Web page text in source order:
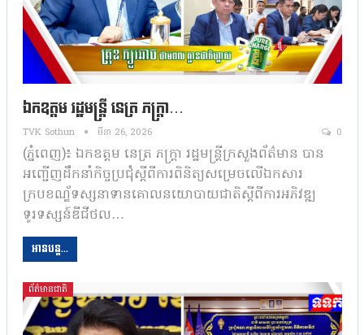
ឯកឧត្តម រដ្ឋមន្ត្រី នេត្រ ភក្ត្រា…
TVK Sothun មីនា 26, 2026 0
(ភ្នំពេញ)៖ ឯកឧត្តម នេត្រ ភក្ត្រា រដ្ឋមន្ត្រីក្រសួងព័ត៌មាន បាន
អញ្ជើញដឹកនាំកិច្ចប្រជុំស្តីពីការពិនិត្យសម្រេចលើឯកសារ
ក្របខណ័្ឌទស្សនាទានគោលនយោបាយជាតិស្តីពីការអភិវឌ្ឍ
ទូរទស្សន៍ឌីជីថល…
អានបន្ត...
ព័ត៌មានជាតិ